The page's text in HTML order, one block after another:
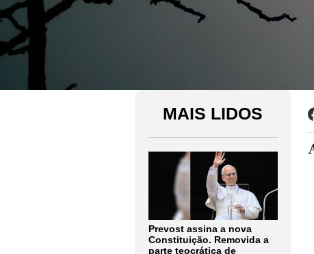
MAIS LIDOS
Prevost assina a nova
Constituição. Removida a
parte teocrática de